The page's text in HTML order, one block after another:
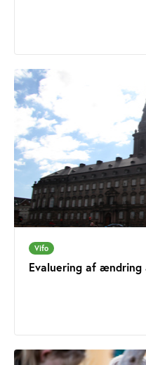
Vifo
Evaluering af